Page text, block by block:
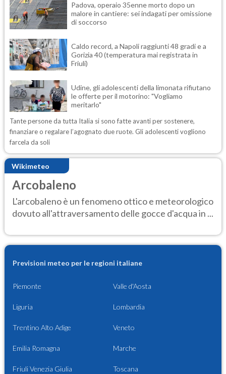
Padova, operaio 35enne morto dopo un
malore in cantiere: sei indagati per omissione
di soccorso
Caldo record, a Napoli raggiunti 48 gradi e a
Gorizia 40 (temperatura mai registrata in
Friuli)
Udine, gli adolescenti della limonata rifiutano
le offerte per il motorino: "Vogliamo
meritarlo"
Tante persone da tutta Italia si sono fatte avanti per sostenere,
finanziare o regalare l’agognato due ruote. Gli adolescenti vogliono
farcela da soli
Wikimeteo
Arcobaleno
L'arcobaleno è un fenomeno ottico e meteorologico
dovuto all'attraversamento delle gocce d'acqua in ...
Previsioni meteo per le regioni italiane
Piemonte Valle d'Aosta
Liguria Lombardia
Trentino Alto Adige Veneto
Emilia Romagna Marche
Friuli Venezia Giulia Toscana